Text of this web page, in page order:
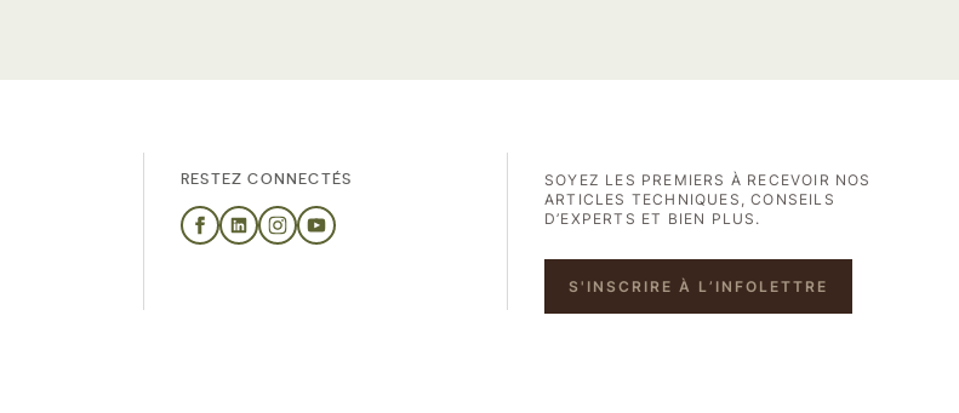
RESTEZ CONNECTÉS
SOYEZ LES PREMIERS À RECEVOIR NOS
ARTICLES TECHNIQUES, CONSEILS
D’EXPERTS ET BIEN PLUS.
S'INSCRIRE À L’INFOLETTRE